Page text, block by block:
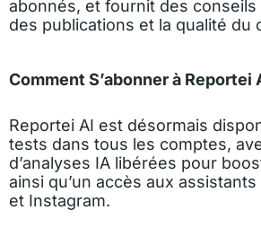
abonnés, et fournit des
des publications et la qualité du
Comment S’abonner à Reportei
Reportei AI est désormais
tests dans tous les comptes,
d’analyses IA libérées pour
ainsi qu’un accès aux
et Instagram.